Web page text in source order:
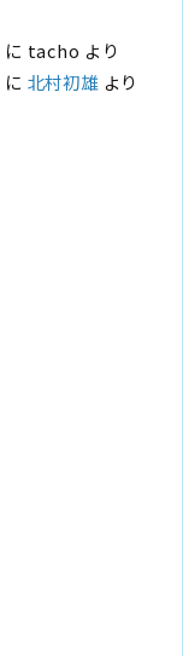
に tacho より
に 北村初雄より